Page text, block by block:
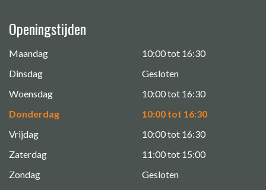
Openingstijden
Maandag
10:00 tot 16:30
Dinsdag
Gesloten
Woensdag
10:00 tot 16:30
Donderdag
10:00 tot 16:30
Vrijdag
10:00 tot 16:30
Zaterdag
11:00 tot 15:00
Zondag
Gesloten